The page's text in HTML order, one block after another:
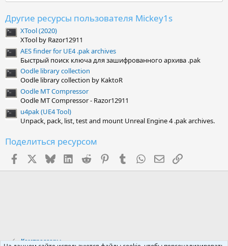
Другие ресурсы пользователя Mickey1s
XTool (2020)
XTool by Razor12911
AES finder for UE4 .pak archives
Быстрый поиск ключа для зашифрованного архива .pak
Oodle library collection
Oodle library collection by KaktoR
Oodle MT Compressor
Oodle MT Compressor - Razor12911
u4pak (UE4 Tool)
Unpack, pack, list, test and mount Unreal Engine 4 .pak archives.
Поделиться ресурсом
FacebookX (Twitter)
BlueskyLinkedInReddit PinterestTumblr WhatsApp
Электронная
Ссылка
Компрессоры